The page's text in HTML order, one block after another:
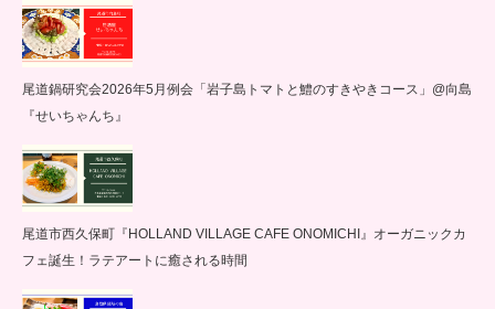
尾道鍋研究会2026年5月例会「岩子島トマトと鱧のすきやきコース」@向島
『せいちゃんち』
尾道市西久保町『HOLLAND VILLAGE CAFE ONOMICHI』オーガニックカ
フェ誕生！ラテアートに癒される時間